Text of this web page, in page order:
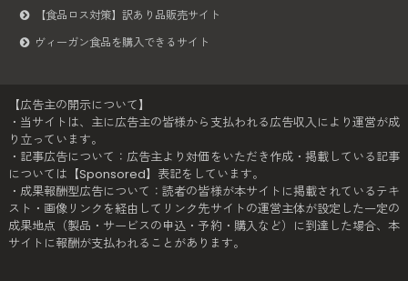
【食品ロス対策】訳あり品販売サイト
ヴィーガン食品を購入できるサイト
【広告主の開示について】
・当サイトは、主に広告主の皆様から支払われる広告収入により運営が成
り立っています。
・記事広告について：広告主より対価をいただき作成・掲載している記事
については【Sponsored】表記をしています。
・成果報酬型広告について：読者の皆様が本サイトに掲載されているテキ
スト・画像リンクを経由してリンク先サイトの運営主体が設定した一定の
成果地点（製品・サービスの申込・予約・購入など）に到達した場合、本
サイトに報酬が支払われることがあります。